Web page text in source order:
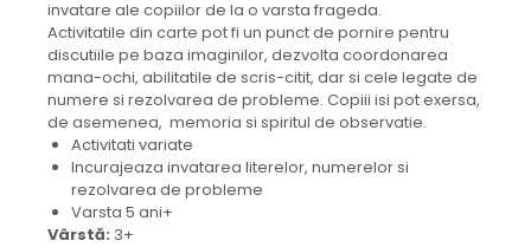
invatare ale copiilor de la o varsta frageda.
Activitatile din carte pot fi un punct de pornire pentru
discutiile pe baza imaginilor, dezvolta coordonarea
mana-ochi, abilitatile de scris-citit, dar si cele legate de
numere si rezolvarea de probleme. Copiii isi pot exersa,
de asemenea, memoria si spiritul de observatie.
Activitati variate
Incurajeaza invatarea literelor, numerelor si
rezolvarea de probleme
Varsta 5 ani+
Vârstă: 3+